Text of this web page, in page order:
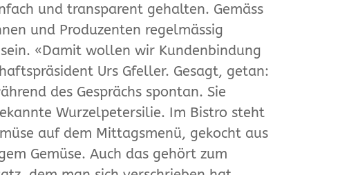
und transparent gehalten. Gemäss
und Produzenten regelmässig
«Damit wollen wir Kundenbindung
Urs Gfeller. Gesagt, getan:
des Gesprächs spontan. Sie
Wurzelpetersilie. Im Bistro steht
auf dem Mittagsmenü, gekocht aus
Gemüse. Auch das gehört zum